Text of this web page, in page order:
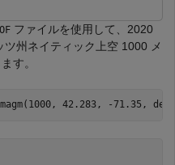
ファイルを使用して、2020
州ネイティック上空 1000 メ
す。
42.283, -71.35,